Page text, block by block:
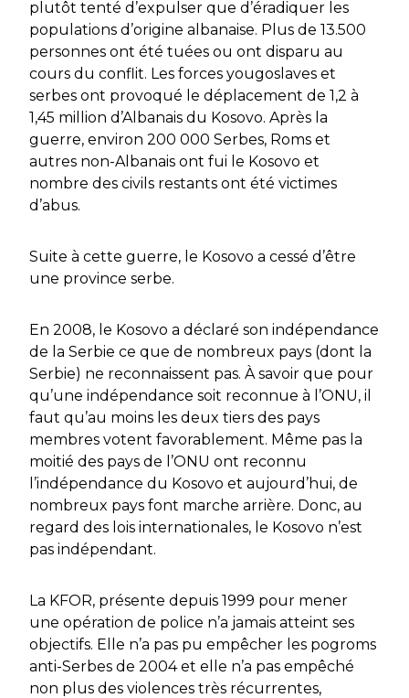
plutôt tenté d’expulser que d’éradiquer les
populations d’origine albanaise. Plus de 13.500
personnes ont été tuées ou ont disparu au
cours du conflit. Les forces yougoslaves et
serbes ont provoqué le déplacement de 1,2 à
1,45 million d’Albanais du Kosovo. Après la
guerre, environ 200 000 Serbes, Roms et
autres non-Albanais ont fui le Kosovo et
nombre des civils restants ont été victimes
d’abus.
Suite à cette guerre, le Kosovo a cessé d’être
une province serbe.
En 2008, le Kosovo a déclaré son indépendance
de la Serbie ce que de nombreux pays (dont la
Serbie) ne reconnaissent pas. À savoir que pour
qu’une indépendance soit reconnue à l’ONU, il
faut qu’au moins les deux tiers des pays
membres votent favorablement. Même pas la
moitié des pays de l’ONU ont reconnu
l’indépendance du Kosovo et aujourd’hui, de
nombreux pays font marche arrière. Donc, au
regard des lois internationales, le Kosovo n’est
pas indépendant.
La KFOR, présente depuis 1999 pour mener
une opération de police n’a jamais atteint ses
objectifs. Elle n’a pas pu empêcher les pogroms
anti-Serbes de 2004 et elle n’a pas empêché
non plus des violences très récurrentes,